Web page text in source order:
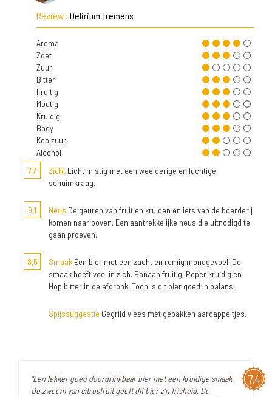
Review : Delirium Tremens
Aroma
Zoet
Zuur
Bitter
Fruitig
Moutig
Kruidig
Body
Koolzuur
Alcohol
7,7
Zicht Licht mistig met een weelderige en luchtige
schuimkraag.
9,1 Neus De geuren van fruit en kruiden en iets van de boerderij
komen naar boven. Een aantrekkelijke neus die uitnodigd te
gaan proeven.
8,5 Smaak Een bier met een zacht en romig mondgevoel. De
smaak heeft veel in zich. Banaan fruitig, Peper kruidig en
Hop bitter in de afdronk. Toch is dit bier goed in balans.
Spijssuggestie Gegrild vlees met gebakken aardappeltjes.
7,4
"Een lekker goed doordrinkbaar bier met een kruidige smaak.
De zweem van citrusfruit geeft dit bier z'n frisheid. De